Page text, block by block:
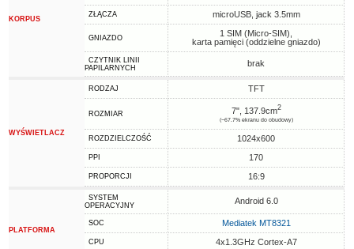
KORPUS
ZŁĄCZA microUSB, jack 3.5mm
GNIAZDO
1 SIM (Micro-SIM),
karta pamięci (oddzielne gniazdo)
CZYTNIK LINII
PAPILARNYCH
brak
WYŚWIETLACZ
RODZAJ TFT
ROZMIAR 7", 137.9cm2
(~67.7% ekranu do obudowy)
ROZDZIELCZOŚĆ 1024x600
PPI 170
PROPORCJI 16:9
PLATFORMA
SYSTEM
OPERACYJNY
Android 6.0
SOC Mediatek MT8321
CPU 4x1.3GHz Cortex-A7